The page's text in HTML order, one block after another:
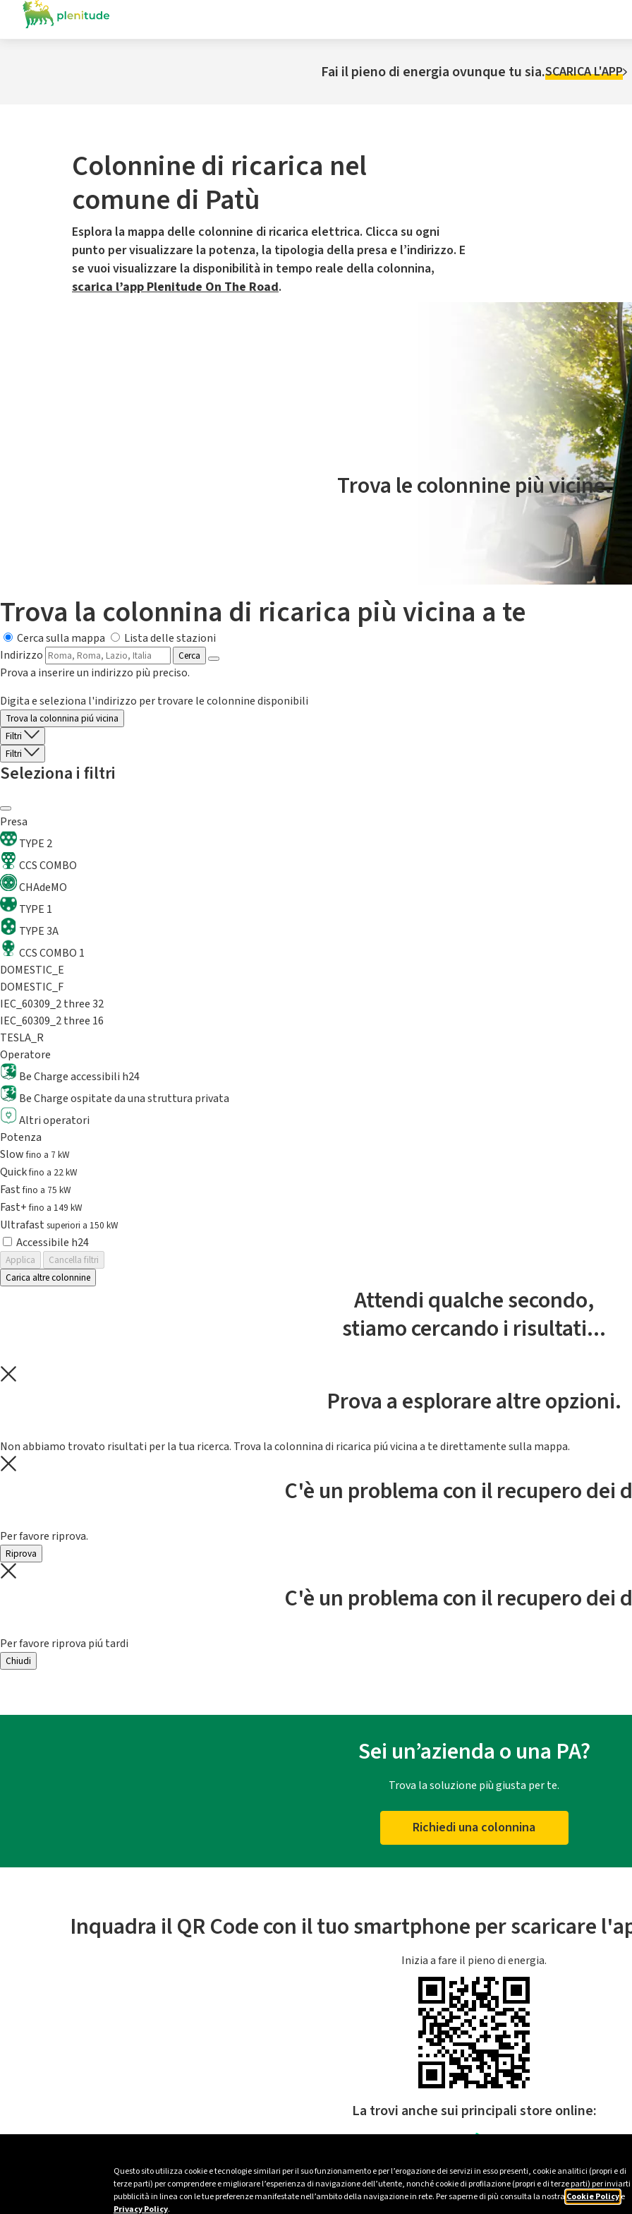
Questo sito utilizza cookie e tecnologie similari per il suo funzionamento e per l’erogazione dei servizi in esso presenti, cookie analitici (propri e di
terze parti) per comprendere e migliorare l’esperienza di navigazione dell’utente, nonché cookie di profilazione (propri e di terze parti) per inviarti
pubblicità in linea con le tue preferenze manifestate nell’ambito della navigazione in rete. Per saperne di più consulta la nostra Cookie Policye
Privacy Policy.
Fai il pieno di energia ovunque tu sia.SCARICA L'APP
Colonnine di ricarica nel
comune di Patù
Esplora la mappa delle colonnine di ricarica elettrica. Clicca su ogni
punto per visualizzare la potenza, la tipologia della presa e l’indirizzo. E
se vuoi visualizzare la disponibilità in tempo reale della colonnina,
scarica l’app Plenitude On The Road.
Il servizio di mobilità elettrica è gestito da Plenitude On The Road
Trova le colonnine più vicine.
Trova la colonnina di ricarica più vicina a te
Cerca sulla mappa
Lista delle stazioni
Indirizzo
Cerca
Prova a inserire un indirizzo più preciso.
Digita e seleziona l'indirizzo per trovare le colonnine disponibili
Trova la colonnina piú vicina
Filtri
Filtri
Seleziona i filtri
Presa
TYPE 2
CCS COMBO
CHAdeMO
TYPE 1
TYPE 3A
CCS COMBO 1
DOMESTIC_E
DOMESTIC_F
IEC_60309_2 three 32
IEC_60309_2 three 16
TESLA_R
Operatore
Be Charge accessibili h24
Be Charge ospitate da una struttura privata
Altri operatori
Potenza
Slowfino a 7 kW
Quickfino a 22 kW
Fastfino a 75 kW
Fast+fino a 149 kW
Ultrafast superiori a 150 kW
Accessibile h24
Applica
Cancella filtri
Carica altre colonnine
Attendi qualche secondo,
stiamo cercando i risultati...
Prova a esplorare altre opzioni.
Non abbiamo trovato risultati per la tua ricerca. Trova la colonnina di ricarica piú vicina a te direttamente sulla mappa.
C'è un problema con il recupero dei
Per favore riprova.
Riprova
C'è un problema con il recupero dei
Per favore riprova piú tardi
Chiudi
Sei un’azienda o una PA?
Trova la soluzione più giusta per te.
Richiedi una colonnina
Inquadra il QR Code con il tuo smartphone per scaricare
Inizia a fare il pieno di energia.
La trovi anche sui principali store online: